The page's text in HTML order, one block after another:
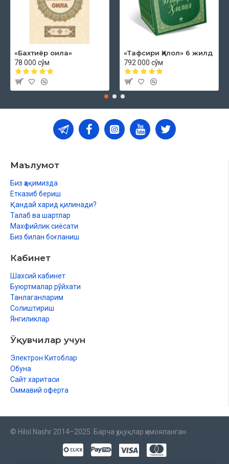
«Бахтиёр оила»
78 000 сўм
«Тафсири Ҳилол» 6 жилд
792 000 сўм
Маълумот
Биз ҳақимизда
Етказиб бериш
Қандай харид қилинади?
Талаб ва шартлар
Махфийлик сиёсати
Биз билан боғланиш
Кабинет
Шахсий кабинет
Буюртмалар рўйхати
Танлаганларим
Солиштириш
Янгиликлар
Ўқувчилар учун
Электрон Китоблар
Обуна
Сайт харитаси
Оммавий оферта
© Hilol Nashr 2014–2025. Барча ҳуқуқлар ҳимояланган